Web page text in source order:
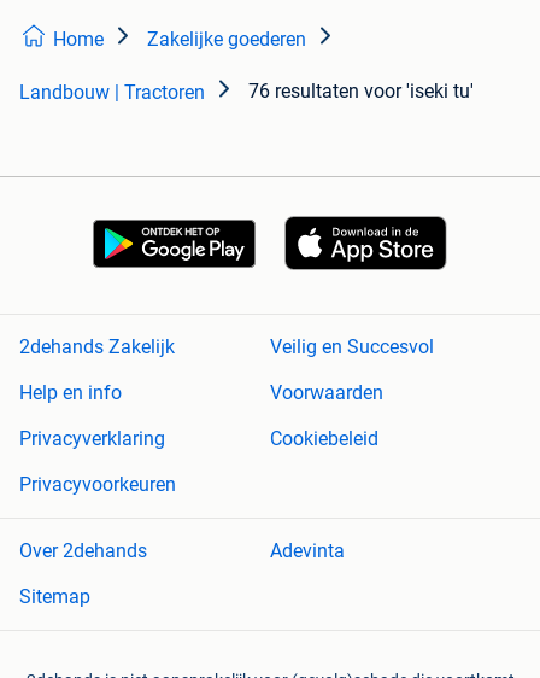
Home Zakelijke goederen
Landbouw | Tractoren 76 resultaten voor 'iseki tu'
2dehands Zakelijk
Veilig en Succesvol
Help en info
Voorwaarden
Privacyverklaring
Cookiebeleid
Privacyvoorkeuren
Over 2dehands
Adevinta
Sitemap